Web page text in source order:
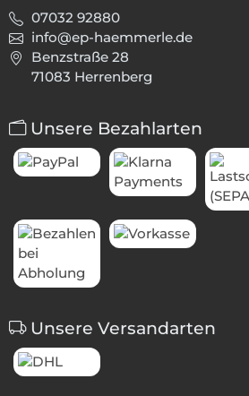
07032 92880
info@ep-haemmerle.de
Benzstraße 28
71083 Herrenberg
Unsere Bezahlarten
Unsere Versandarten